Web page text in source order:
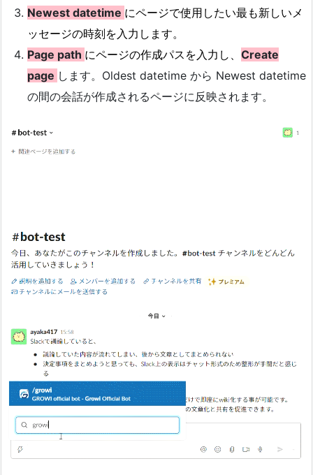
Newest datetime にページで使用したい最も新しいメ
ッセージの時刻を入力します。
Page path にページの作成パスを入力し、 Create
page します。Oldest datetime から Newest datetime
の間の会話が作成されるページに反映されます。